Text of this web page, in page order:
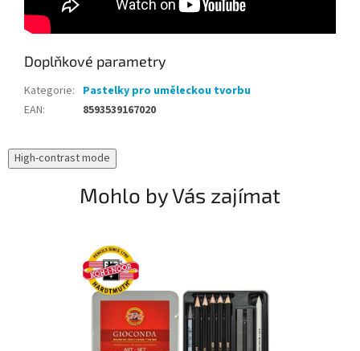
Doplňkové parametry
Kategorie: Pastelky pro uměleckou tvorbu
EAN: 8593539167020
High-contrast mode
Mohlo by Vás zajímat